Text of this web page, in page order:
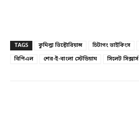
TAGS কুমিল্লা ভিক্টোরিয়ান্স চিটাগং ভাইকিংস
বিপিএল
শের-ই-বাংলা স্টেডিয়াম সিলেট সিক্সার্স